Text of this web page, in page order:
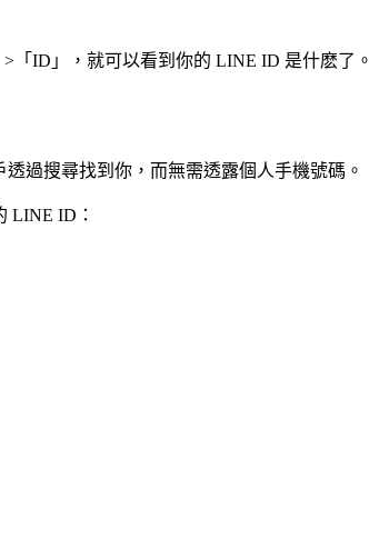
「ID」，就可以看到你的 LINE ID 是什麽了。
過搜尋找到你，而無需透露個人手機號碼。
LINE ID：